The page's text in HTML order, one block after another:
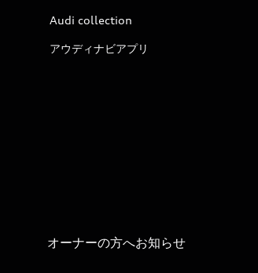
Audi collection
アウディナビアプリ
オーナーの方へお知らせ